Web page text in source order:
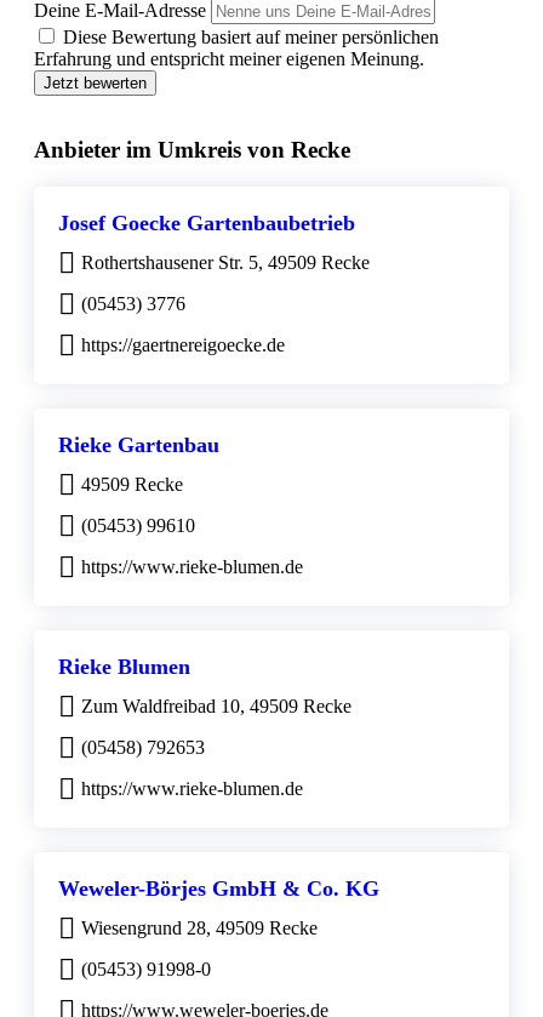
Deine E-Mail-Adresse
Diese Bewertung basiert auf meiner persönlichen
Erfahrung und entspricht meiner eigenen Meinung.
Jetzt bewerten
Anbieter im Umkreis von Recke
Josef Goecke Gartenbaubetrieb
Rothertshausener Str. 5, 49509 Recke
(05453) 3776
https://gaertnereigoecke.de
Rieke Gartenbau
49509 Recke
(05453) 99610
https://www.rieke-blumen.de
Rieke Blumen
Zum Waldfreibad 10, 49509 Recke
(05458) 792653
https://www.rieke-blumen.de
Weweler-Börjes GmbH & Co. KG
Wiesengrund 28, 49509 Recke
(05453) 91998-0
https://www.weweler-boerjes.de